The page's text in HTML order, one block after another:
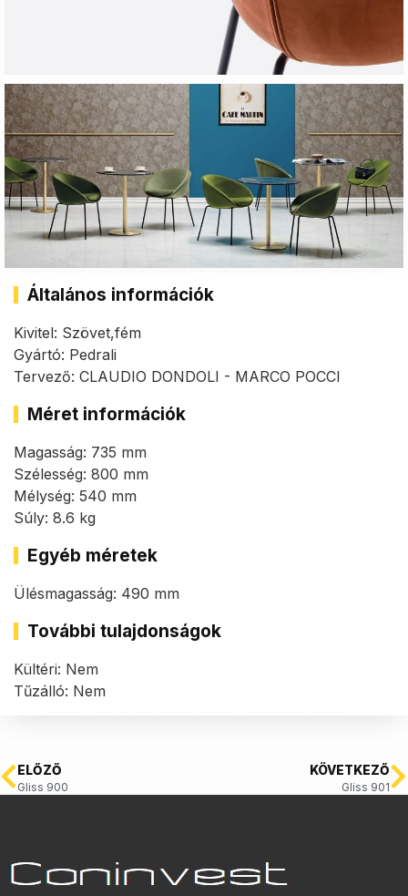
Általános információk
Kivitel: Szövet,fém
Gyártó: Pedrali
Tervező: CLAUDIO DONDOLI - MARCO POCCI
Méret információk
Magasság: 735 mm
Szélesség: 800 mm
Mélység: 540 mm
Súly: 8.6 kg
Egyéb méretek
Ülésmagasság: 490 mm
További tulajdonságok
Kültéri: Nem
Tűzálló: Nem
ELŐZŐ
Gliss 900
KÖVETKEZŐ
Gliss 901